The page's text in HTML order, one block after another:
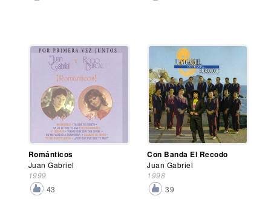
Románticos
Juan Gabriel
1999
43
Con Banda El Recodo
Juan Gabriel
1998
39